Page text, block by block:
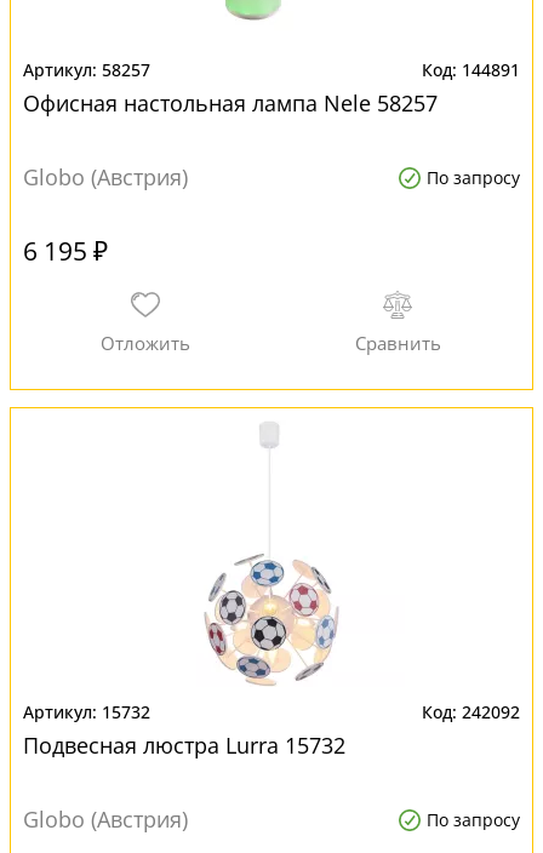
58257 144891
Офисная настольная лампа Nele 58257
Globo (Австрия) По запросу
6 195 ₽
15732 242092
Подвесная люстра Lurra 15732
Globo (Австрия) По запросу